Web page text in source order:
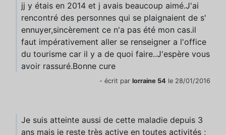
jj y étais en 2014 et j avais beaucoup aimé.J'ai
rencontré des personnes qui se plaignaient de s'
ennuyer,sincèrement ce n'a pas été mon cas.il
faut impérativement aller se renseigner a l'office
du tourisme car il y a de quoi faire..J'espère vous
avoir rassuré.Bonne cure
- écrit par lorraine 54 le 28/01/2016
Je suis atteinte aussi de cette maladie depuis 3
ans mais je reste très active en toutes activités ;